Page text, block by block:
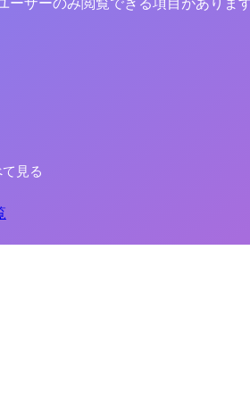
ーザーのみ閲覧できる項目がありま
見る